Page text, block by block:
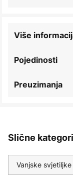
Pojedinosti
Više
Preuzimanja
Slične
Vanjske svjetiljke